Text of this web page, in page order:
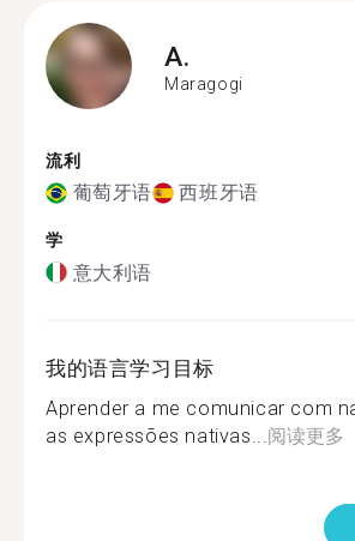
A.
Maragogi
流利
葡萄牙语 西班牙语
学
意大利语
我的语言学习目标
Aprender a me comunicar com
as expressões nativas... 阅读更多